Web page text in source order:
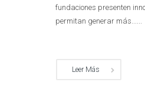
fundaciones presenten
permitan generar más......
Leer Más